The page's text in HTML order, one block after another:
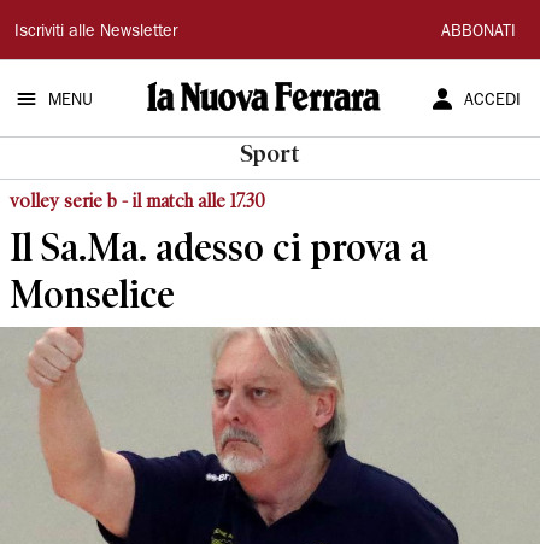
La
Nuova
Ferrara
Iscriviti alle Newsletter ABBONATI
MENU ACCEDI
Sport
volley serie b - il match alle 17.30
Il Sa.Ma. adesso ci prova a
Monselice